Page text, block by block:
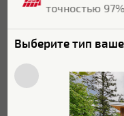
Страна производитель
Цвет
точностью 97%
Выберите тип